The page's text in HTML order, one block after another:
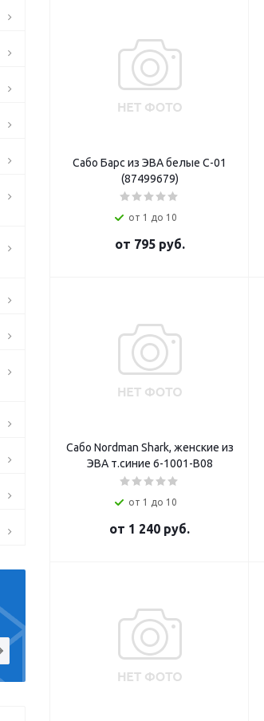
Сабо Барс из ЭВА белые С-01
(87499679)
от 1 до 10
от 795 руб.
Сабо Nordman Shark, женские из
ЭВА т.синие 6-1001-В08
от 1 до 10
от 1 240 руб.